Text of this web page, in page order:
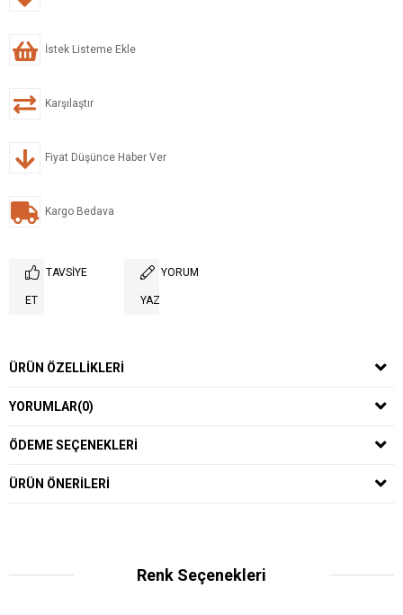
İstek Listeme Ekle
Karşılaştır
Fiyat Düşünce Haber Ver
Kargo Bedava
TAVSIYE
ET
YORUM
YAZ
ÜRÜN ÖZELLIKLERI
YORUMLAR(0)
ÖDEME SEÇENEKLERI
ÜRÜN ÖNERILERI
Renk Seçenekleri